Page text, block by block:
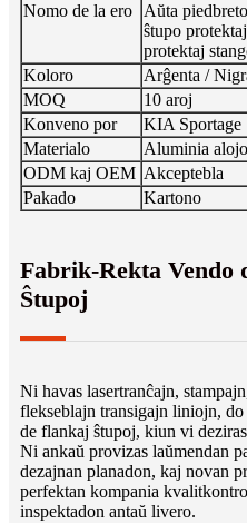
Nomo de la ero Aŭta
ŝtupo
protektaj
Koloro
Arĝenta /
MOQ
10 aroj
Konveno por
KIA Sportage
Materialo
Aluminia alojo
ODM kaj OEM Akceptebla
Pakado
Kartono
Fabrik-Rekta Vendo
Ŝtupoj
Ni havas lasertranĉajn,
flekseblajn transigajn liniojn,
de flankaj ŝtupoj, kiun vi
Ni ankaŭ provizas laŭmendan
dezajnan planadon, kaj novan
perfektan kompania
inspektadon antaŭ livero.